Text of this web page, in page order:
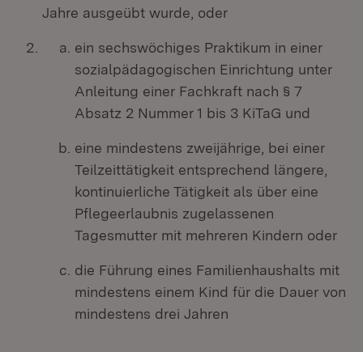
Jahre ausgeübt wurde, oder
ein sechswöchiges Praktikum in einer
sozialpädagogischen Einrichtung unter
Anleitung einer Fachkraft nach § 7
Absatz 2 Nummer 1 bis 3 KiTaG und
eine mindestens zweijährige, bei einer
Teilzeittätigkeit entsprechend längere,
kontinuierliche Tätigkeit als über eine
Pflegeerlaubnis zugelassenen
Tagesmutter mit mehreren Kindern oder
die Führung eines Familienhaushalts mit
mindestens einem Kind für die Dauer von
mindestens drei Jahren